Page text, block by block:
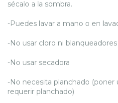
sécalo a la sombra.
-Puedes lavar a mano o en
-No usar cloro ni blanqueadores
-No usar secadora
-No necesita planchado
requerir planchado)